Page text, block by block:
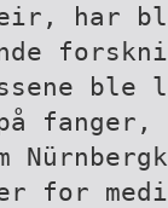
har
ble
for